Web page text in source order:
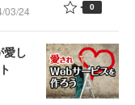
03/24 0
し